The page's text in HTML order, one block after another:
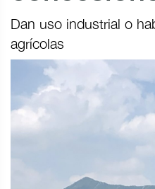
Dan uso industrial o
agrícolas